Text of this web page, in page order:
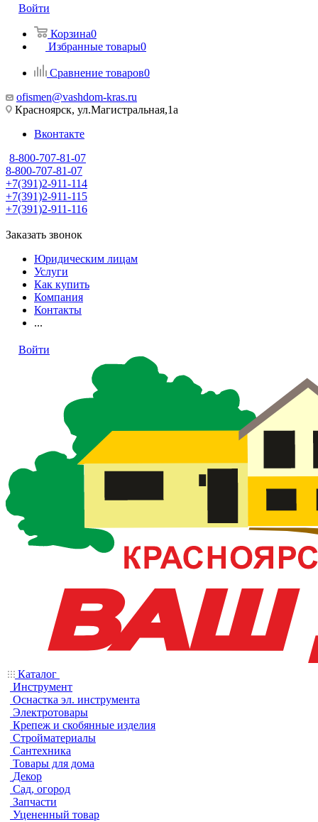
Войти
Корзина0
Избранные товары0
Сравнение товаров0
ofismen@vashdom-kras.ru
Красноярск, ул.Магистральная,1а
Вконтакте
8-800-707-81-07
8-800-707-81-07
+7(391)2-911-114
+7(391)2-911-115
+7(391)2-911-116
Заказать звонок
Юридическим лицам
Услуги
Как купить
Компания
Контакты
...
Войти
Каталог
Инструмент
Оснастка эл. инструмента
Электротовары
Крепеж и скобянные изделия
Стройматериалы
Сантехника
Товары для дома
Декор
Сад, огород
Запчасти
Уцененный товар